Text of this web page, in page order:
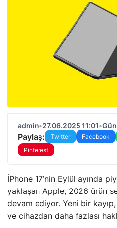
admin•27.06.2025 11:01•
Paylaş: Twitter Facebook
Pinterest
İPhone 17’nin Eylül ayında
yaklaşan Apple, 2026 ürün
devam ediyor. Yeni bir
ve cihazdan daha fazlası